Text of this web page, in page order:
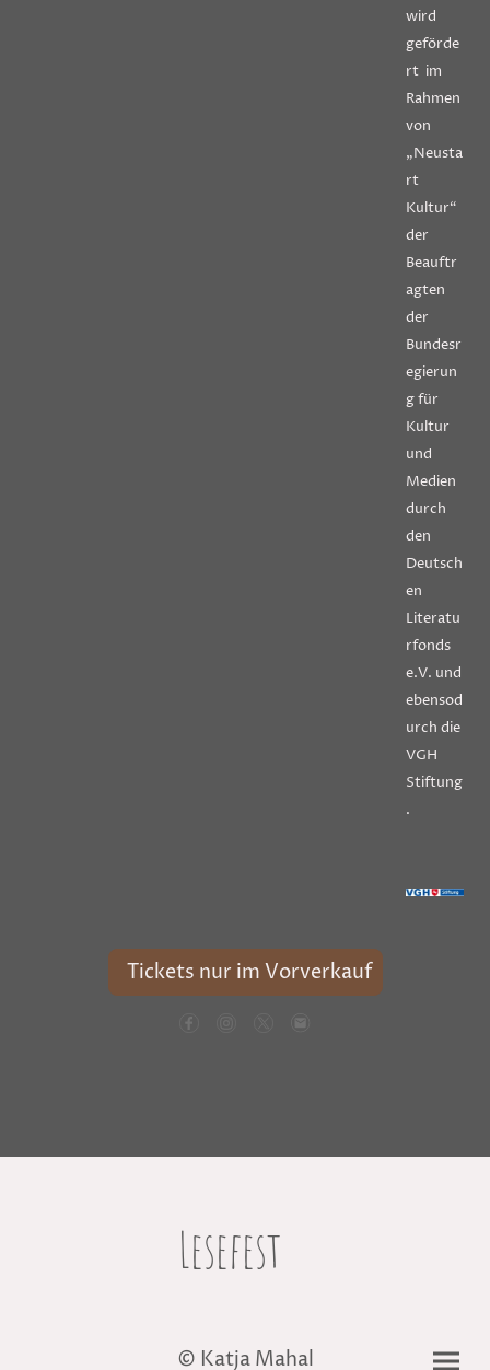
wird
geförde
rt im
Rahmen
von
„Neusta
rt
Kultur“
der
Beauftr
agten
der
Bundesr
egierun
g für
Kultur
und
Medien
durch
den
Deutsch
en
Literatu
rfonds
e.V. und
ebensod
urch die
VGH
Stiftung
.
Tickets nur im Vorverkauf
Lesefest
© Katja Mahal